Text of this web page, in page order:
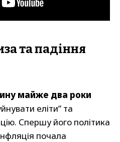
та падіння
майже два роки
еліти” та
Спершу його політика
почала